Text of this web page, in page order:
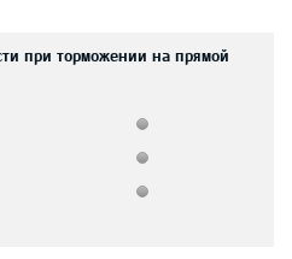
при торможении на прямой